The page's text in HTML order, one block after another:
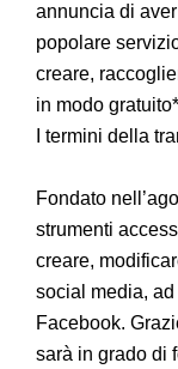
annuncia di
popolare
creare,
in modo
I termini della
Fondato
strumenti
creare,
social media,
Facebook.
sarà in grado di